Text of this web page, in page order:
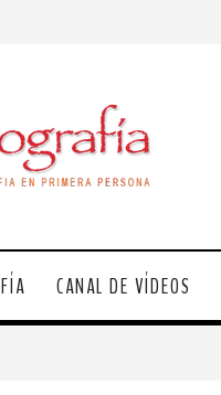
CANAL DE VÍDEOS